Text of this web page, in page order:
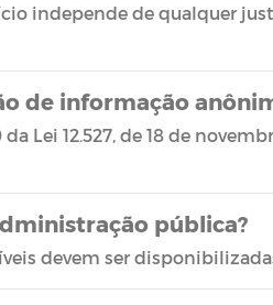
independe de qualquer
de informação
Lei 12.527, de 18 de
pública?
devem ser